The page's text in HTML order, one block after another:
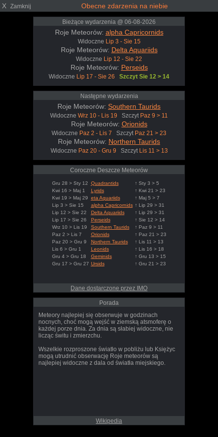
X Zamknij Obecne zdarzenia na niebie
Bieżące wydarzenia @ 06-08-2026
Roje Meteorów: alpha Capricornids
Widoczne Lip 3 - Sie 15
Roje Meteorów: Delta Aquariids
Widoczne Lip 12 - Sie 22
Roje Meteorów: Perseids
Widoczne Lip 17 - Sie 26 Szczyt Sie 12 > 14
Następne wydarzenia
Roje Meteorów: Southern Taurids
Widoczne Wrz 10 - Lis 19 Szczyt Paz 9 > 11
Roje Meteorów: Orionids
Widoczne Paz 2 - Lis 7 Szczyt Paz 21 > 23
Roje Meteorów: Northern Taurids
Widoczne Paz 20 - Gru 9 Szczyt Lis 11 > 13
Coroczne Deszcze Meteorów
Gru 28 > Sty 12 Quadrantids
↑ Sty 3 > 5
Kwi 16 > Maj 1
Lyrids
↑ Kwi 21 > 23
Kwi 19 > Maj 29
eta Aquariids
↑ Maj 5 > 7
Lip 3 > Sie 15
alpha Capricornids ↑ Lip 29 > 31
Lip 12 > Sie 22
Delta Aquariids
↑ Lip 29 > 31
Lip 17 > Sie 26
Perseids
↑ Sie 12 > 14
Wrz 10 > Lis 19
Southern Taurids
↑ Paz 9 > 11
Paz 2 > Lis 7
Orionids
↑ Paz 21 > 23
Paz 20 > Gru 9
Northern Taurids
↑ Lis 11 > 13
Lis 6 > Gru 1
Leonids
↑ Lis 16 > 18
Gru 4 > Gru 18
Geminids
↑ Gru 13 > 15
Gru 17 > Gru 27 Ursids ↑ Gru 21 > 23
Dane dostarczone przez IMO
Porada
Meteory najlepiej się obserwuje w godzinach
nocnych, choć mogą wejść w ziemską atsmoferę o
każdej porze dnia. Za dnia są słabiej widoczne, nie
licząc świtu i zmierzchu.
Wszelkie rozproszone światło w pobliżu lub Księżyc
mogą utrudnić obserwację Roje meteorów są
najlepiej widoczne z dala od światła miejskiego.
Wikipedia